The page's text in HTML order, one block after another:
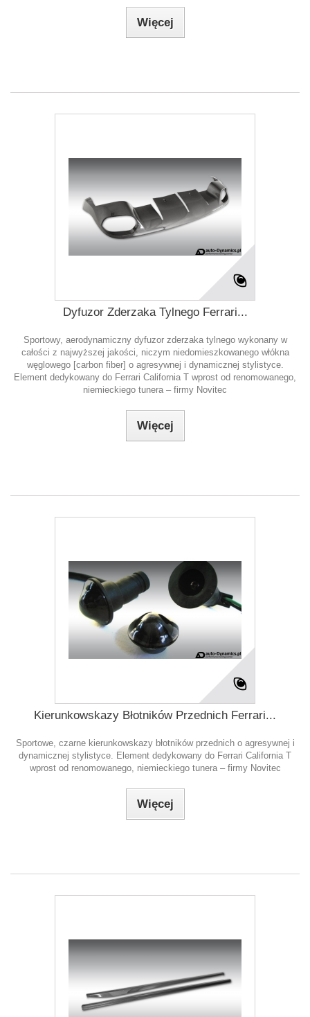
Więcej
Dyfuzor Zderzaka Tylnego Ferrari...
Sportowy, aerodynamiczny dyfuzor zderzaka tylnego wykonany w
całości z najwyższej jakości, niczym niedomieszkowanego włókna
węglowego [carbon fiber] o agresywnej i dynamicznej stylistyce.
Element dedykowany do Ferrari California T wprost od renomowanego,
niemieckiego tunera – firmy Novitec
Więcej
Kierunkowskazy Błotników Przednich Ferrari...
Sportowe, czarne kierunkowskazy błotników przednich o agresywnej i
dynamicznej stylistyce. Element dedykowany do Ferrari California T
wprost od renomowanego, niemieckiego tunera – firmy Novitec
Więcej